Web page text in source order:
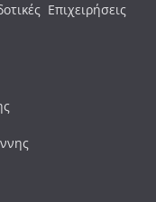
Επιχειρήσεις